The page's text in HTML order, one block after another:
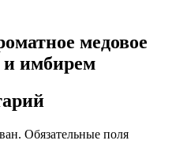
медовое
и имбирем
Обязательные поля